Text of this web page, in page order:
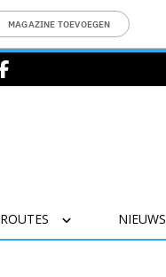
MAGAZINE TOEVOEGEN
ROUTES NIEUWS